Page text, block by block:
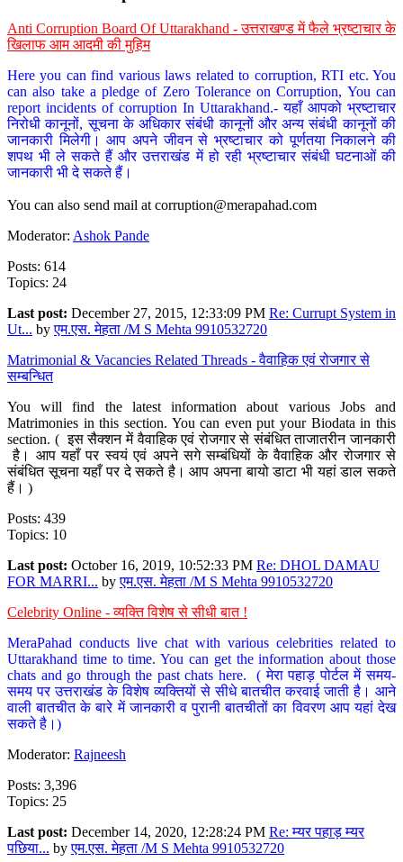
Anti Corruption Board Of Uttarakhand - उत्तराखण्ड में फैले भ्रष्टाचार के
खिलाफ आम आदमी की मुहिम
Here you can find various laws related to corruption, RTI etc. You
can also take a pledge of Zero Tolerance on Corruption, You can
report incidents of corruption In Uttarakhand.- यहाँ आपको भ्रष्टाचार
निरोधी कानूनों, सूचना के अधिकार संबंधी कानूनों और अन्य संबंधी कानूनों की
जानकारी मिलेगी। आप अपने जीवन से भ्रष्टाचार को पूर्णतया निकालने की
शपथ भी ले सकते हैं और उत्तराखंड में हो रही भ्रष्टाचार संबंधी घटनाओं की
जानकारी भी दे सकते हैं।
You can also send mail at corruption@merapahad.com
Moderator: Ashok Pande
Posts: 614
Topics: 24
Last post: December 27, 2015, 12:33:09 PM Re: Currupt System in
Ut... byएम.एस. मेहता /M S Mehta 9910532720
Matrimonial & Vacancies Related Threads - वैवाहिक एवं रोजगार से
सम्बन्धित
You will find the latest information about various Jobs and
Matrimonies in this section. You can even put your Biodata in this
section. ( इस सैक्शन में वैवाहिक एवं रोजगार से संबंधित ताजातरीन जानकारी
है। आप यहाँ पर स्वयं एवं अपने सगे सम्बंधियों के वैवाहिक और रोजगार से
संबंधित सूचना यहाँ पर दे सकते है। आप अपना बायो डाटा भी यहां डाल सकते
हैं। )
Posts: 439
Topics: 10
Last post: October 16, 2019, 10:52:33 PM Re: DHOL DAMAU
FOR MARRI... byएम.एस. मेहता /M S Mehta 9910532720
Celebrity Online - व्यक्ति विशेष से सीधी बात !
MeraPahad conducts live chat with various celebrities related to
Uttarakhand time to time. You can get the information about those
chats and go through the past chats here. ( मेरा पहाड़ पोर्टल में समय-
समय पर उत्तराखंड के विशेष व्यक्तियों से सीधे बातचीत करवाई जाती है। आने
वाली बातचीत के बारे में जानकारी व पुरानी बातचीतों का विवरण आप यहां देख
सकते है।)
Moderator: Rajneesh
Posts: 3,396
Topics: 25
Last post: December 14, 2020, 12:28:24 PM Re: म्यर पहाड़ म्यर
पछिया... byएम.एस. मेहता /M S Mehta 9910532720